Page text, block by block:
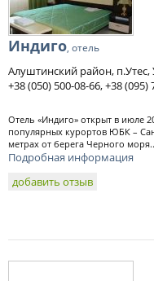
Индиго, отель
Алуштинский район,
+38 (050) 500-08-66, +38 (095)
Отель «Индиго» открыт в июле
популярных курортов ЮБК –
метрах от берега Черного
Подробная информация
добавить отзыв